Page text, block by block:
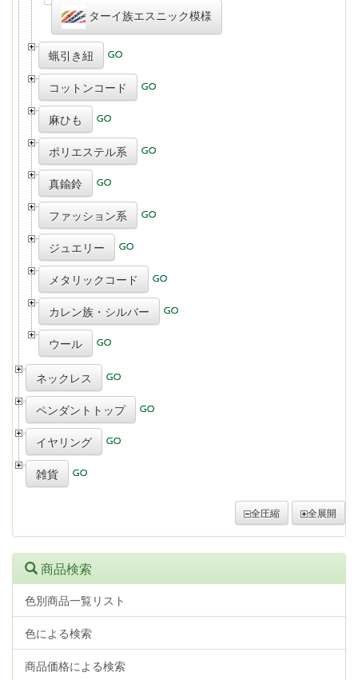
ターイ族エスニック模様
蝋引き紐
コットンコード
麻ひも
ポリエステル系
真鍮鈴
ファッション系
ジュエリー
メタリックコード
カレン族・シルバー
ウール
ネックレス
ペンダントトップ
イヤリング
雑貨
全圧縮 全展開
商品検索
色別商品一覧リスト
色による検索
商品価格による検索